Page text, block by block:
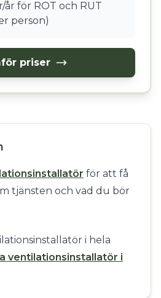
år för ROT och RUT
person)
priser
för att få
tjänsten och vad du bör
i hela
ventilationsinstallatör i